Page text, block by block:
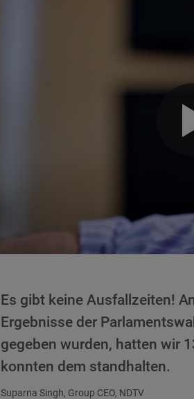
Es gibt keine Ausfallzeiten!
Ergebnisse der
gegeben wurden, hatten wir
konnten dem standhalten.
Suparna Singh, Group CEO, NDTV